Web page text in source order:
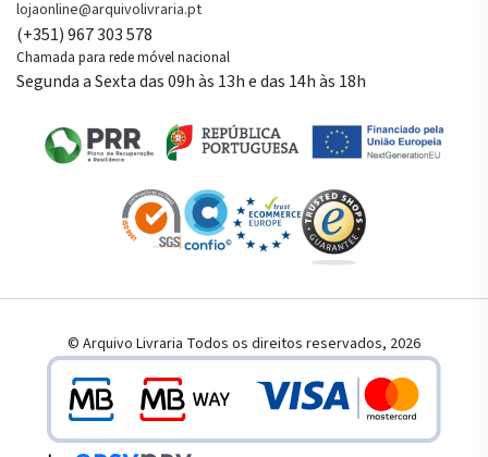
lojaonline@arquivolivraria.pt
(+351) 967 303 578
Chamada para rede móvel nacional
Segunda a Sexta das 09h às 13h e das 14h às 18h
© Arquivo Livraria Todos os direitos reservados, 2026